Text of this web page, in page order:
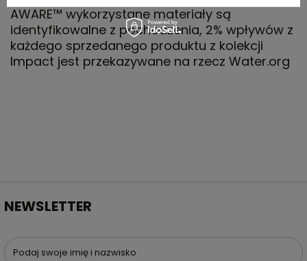
AWARE™ wykorzystane materiały są
identyfikowalne z pochodzenia, 2% wpływów z
każdego sprzedanego produktu z kolekcji
Impact jest przekazywane na rzecz Water.org
NEWSLETTER
Podaj swoje imię i nazwisko